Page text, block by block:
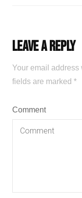
Leave a Reply
Your email
fields are marked *
Comment